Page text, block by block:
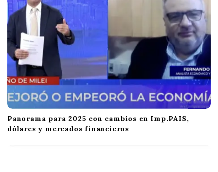
Panorama para 2025 con cambios en Imp.PAIS,
dólares y mercados financieros